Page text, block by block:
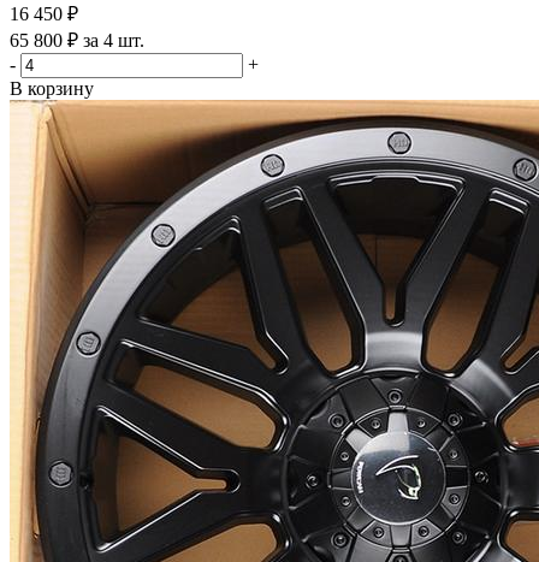
16 450 ₽
65 800 ₽ за 4 шт.
-
+
В корзину